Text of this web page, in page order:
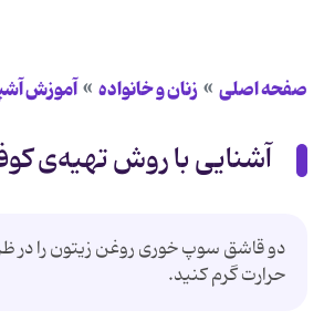
صفحه اصلی زنان و خانواده آموزش
آشنایی با روش تهیه‌ی
دو قاشق سوپ خوری روغن زیتون را در
حرارت گرم کنید.